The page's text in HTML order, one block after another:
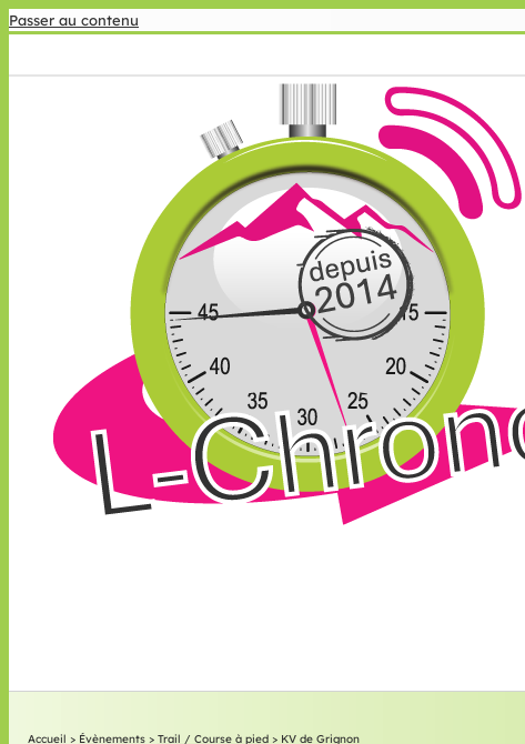
Passer au contenu
Accueil > Évènements> Trail / Course à pied> KV de Grignon